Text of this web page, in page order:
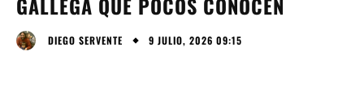
DIEGO SERVENTE 9 JULIO, 2026 09:15